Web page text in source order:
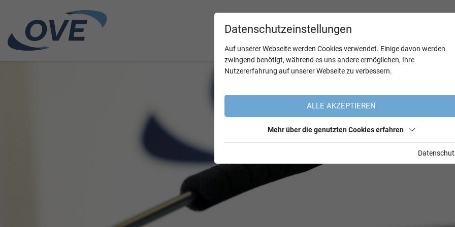
Datenschutzeinstellungen
Auf unserer Webseite werden Cookies verwendet. Einige davon werden
zwingend benötigt, während es uns andere ermöglichen, Ihre
Nutzererfahrung auf unserer Webseite zu verbessern.
ALLE AKZEPTIEREN
Mehr über die genutzten Cookies erfahren